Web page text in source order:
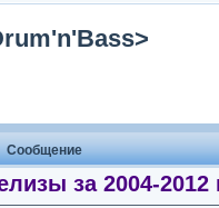
Сообщение
за 2004-2012